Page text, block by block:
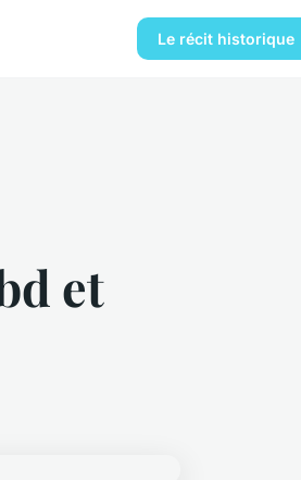
Le récit historique
et